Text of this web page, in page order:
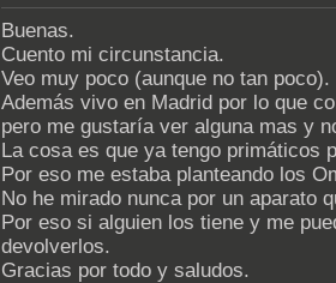
Buenas.
Cuento mi circunstancia.
Veo muy poco (aunque no tan
Además vivo en Madrid por lo que
pero me gustaría ver alguna mas y
La cosa es que ya tengo primáticos
Por eso me estaba planteando los
No he mirado nunca por un aparato
Por eso si alguien los tiene y me
devolverlos.
Gracias por todo y saludos.